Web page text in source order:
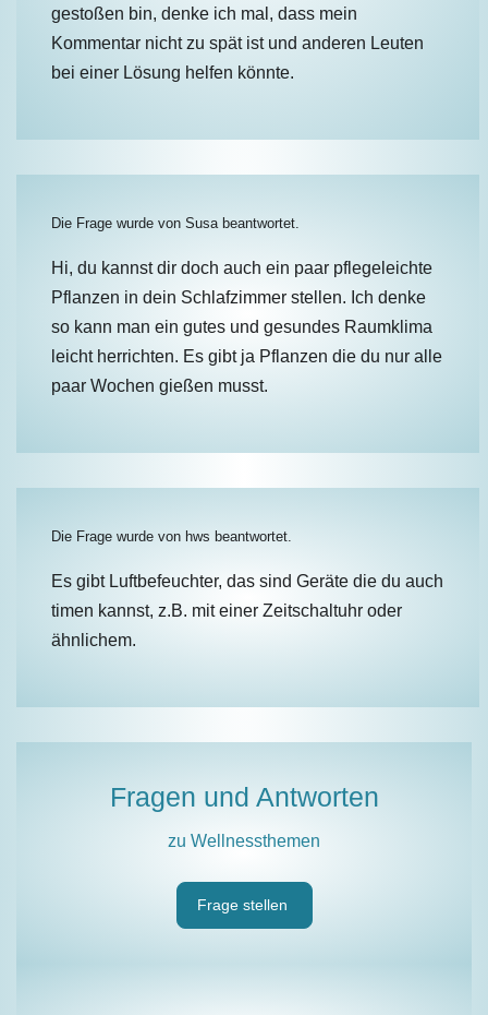
Fragen und Antworten
zu Wellnessthemen
Frage stellen
gestoßen bin, denke ich mal, dass mein
Kommentar nicht zu spät ist und anderen Leuten
bei einer Lösung helfen könnte.
Die Frage wurde von Susabeantwortet.
Hi, du kannst dir doch auch ein paar pflegeleichte
Pflanzen in dein Schlafzimmer stellen. Ich denke
so kann man ein gutes und gesundes Raumklima
leicht herrichten. Es gibt ja Pflanzen die du nur alle
paar Wochen gießen musst.
Die Frage wurde von hws beantwortet.
Es gibt Luftbefeuchter, das sind Geräte die du auch
timen kannst, z.B. mit einer Zeitschaltuhr oder
ähnlichem.